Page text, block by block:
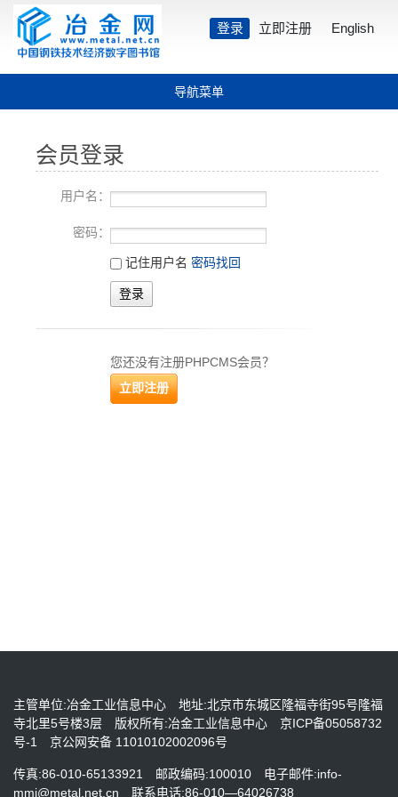
登录 立即注册 English
导航菜单
会员登录
用户名：
密码：
记住用户名 密码找回
您还没有注册PHPCMS会员？
主管单位:冶金工业信息中心
地址:北京市东城区隆福寺街95号隆福
寺北里5号楼3层
版权所有:冶金工业信息中心
京ICP备05058732
号-1
京公网安备 11010102002096号
传真:86-010-65133921 邮政编码:100010
电子邮件:info-
mmi@metal.net.cn
联系电话:86-010—64026738